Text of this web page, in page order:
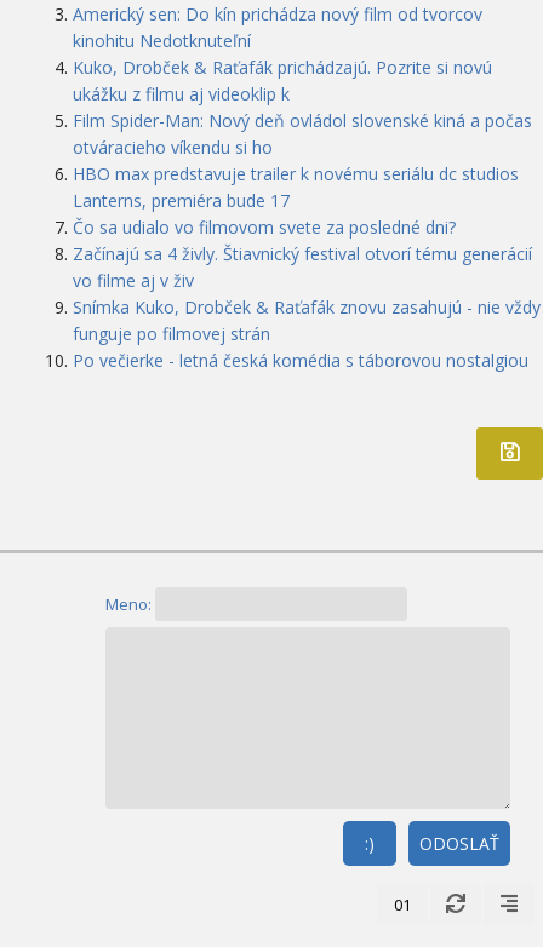
Americký sen: Do kín prichádza nový film od tvorcov
kinohitu Nedotknuteľní
Kuko, Drobček & Raťafák prichádzajú. Pozrite si novú
ukážku z filmu aj videoklip k
Film Spider-Man: Nový deň ovládol slovenské kiná a počas
otváracieho víkendu si ho
HBO max predstavuje trailer k novému seriálu dc studios
Lanterns, premiéra bude 17
Čo sa udialo vo filmovom svete za posledné dni?
Začínajú sa 4 živly. Štiavnický festival otvorí tému generácií
vo filme aj v živ
Snímka Kuko, Drobček & Raťafák znovu zasahujú - nie vždy
funguje po filmovej strán
Po večierke - letná česká komédia s táborovou nostalgiou
Meno:
ODOSLAŤ
:)
01